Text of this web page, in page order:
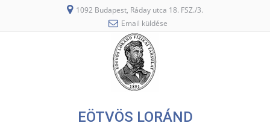
1092 Budapest, Ráday utca 18. FSZ./3.
Email küldése
EÖTVÖS LORÁND